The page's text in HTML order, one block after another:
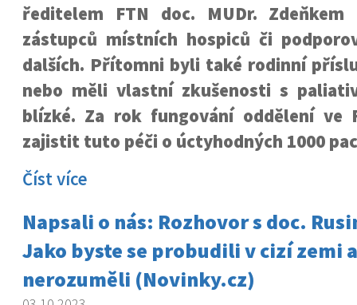
ředitelem FTN doc. MUDr. Zdeňkem
zástupců místních hospiců či
dalších. Přítomni byli také rodinní
nebo měli vlastní zkušenosti s
blízké. Za rok fungování oddělení ve
zajistit tuto péči o úctyhodných 1000
Číst více
Napsali o nás: Rozhovor s doc.
Jako byste se probudili v cizí zemi
nerozuměli (Novinky.cz)